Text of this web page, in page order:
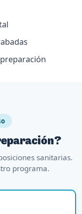
sanitarias.
programa.